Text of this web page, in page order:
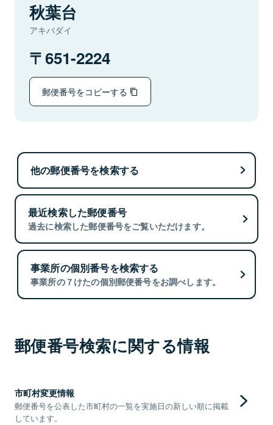
秋葉台
アキバダイ
651-2224
郵便番号をコピーする
他の郵便番号を検索する
最近検索した郵便番号
過去に検索した郵便番号をご覧いただけます。
事業所の個別番号を検索する
事業所の７けたの個別郵便番号をお調べします。
郵便番号検索に関する情報
市町村変更情報
郵便番号を公表した市町村の一覧を実施日の新しい順に掲載
しています。